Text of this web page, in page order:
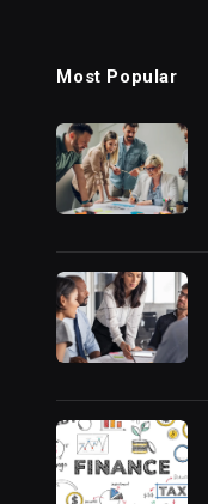
Most Popular